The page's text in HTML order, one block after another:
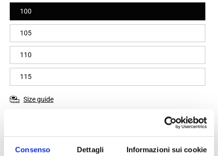
Consenso Dettagli Informazioni sui cookie
100
105
110
115
Size guide